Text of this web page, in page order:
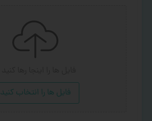
فایل ها را انتخاب کنید